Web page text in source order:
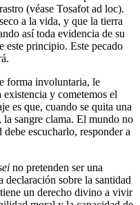
(véase Tosafot ad loc).
a la vida, y que la tierra
así toda evidencia de su
este principio. Este pecado
forma involuntaria, le
y cometemos el
es que, cuando se quita una
sangre clama. El mundo no
escucharlo, responder a
no pretenden ser una
sobre la santidad
un derecho divino a vivir